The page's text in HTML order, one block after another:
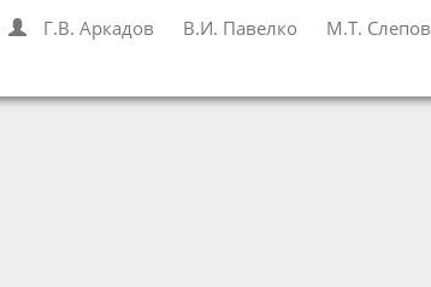
Г.В. Аркадов
В.И. Павелко М.Т. Слепов